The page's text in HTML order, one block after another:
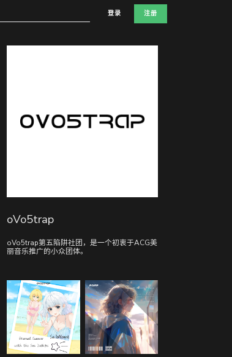
登录 注册
oVo5trap
oVo5trap第五陷阱社团，是一个初衷于ACG美
丽音乐推广的小众团体。